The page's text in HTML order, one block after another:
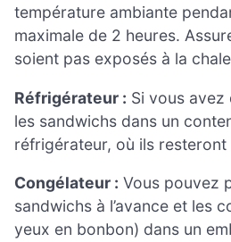
température ambiante
maximale de 2 heures.
soient pas exposés à la
Réfrigérateur : Si vous avez
les sandwichs dans un
réfrigérateur, où ils resteront
Congélateur : Vous pouvez
sandwichs à l’avance et les
yeux en bonbon) dans un